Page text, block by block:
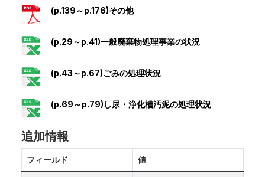
(p.139～p.176)その他
(p.29～p.41)一般廃棄物処理事業の状況
(p.43～p.67)ごみの処理状況
(p.69～p.79)し尿・浄化槽汚泥の処理状況
追加情報
フィールド 値